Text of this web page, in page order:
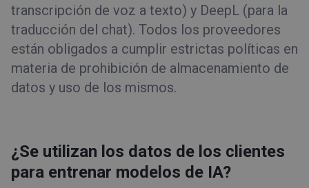
transcripción de voz a texto) y DeepL (para la
traducción del chat). Todos los proveedores
están obligados a cumplir estrictas políticas en
materia de prohibición de almacenamiento de
datos y uso de los mismos.
¿Se utilizan los datos de los clientes
para entrenar modelos de IA?